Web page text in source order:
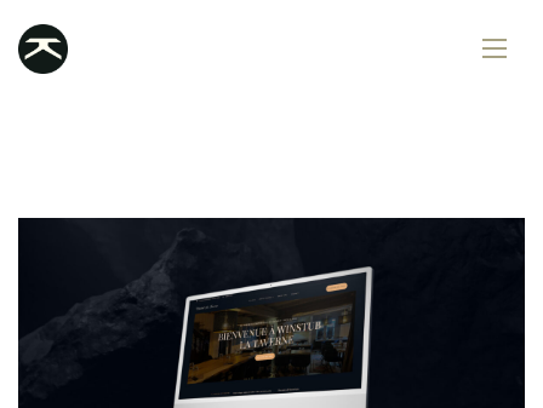
Services
Portfolio
Contact